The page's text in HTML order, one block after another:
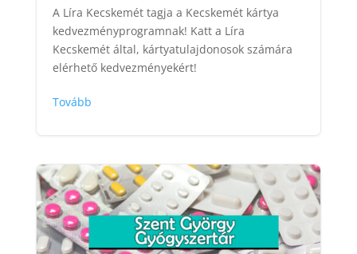
A Líra Kecskemét tagja a Kecskemét kártya
kedvezményprogramnak! Katt a Líra
Kecskemét által, kártyatulajdonosok számára
elérhető kedvezményekért!
Tovább